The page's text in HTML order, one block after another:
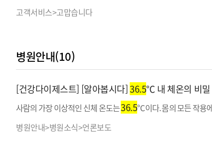
고객서비스>고맙습니다
병원안내(10)
[건강다이제스트] [알아봅시다]36.5℃ 내 체온의 비밀
사람의 가장 이상적인 신체 온도는36.5℃이다. 몸의 모든 작용
병원안내>병원소식>언론보도